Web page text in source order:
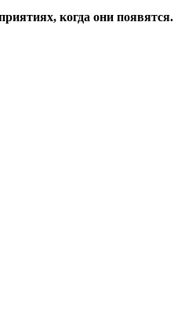
когда они появятся.